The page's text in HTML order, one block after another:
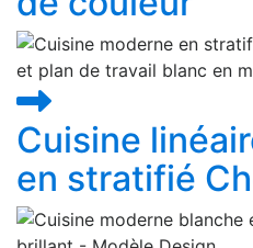
Cuisine
en stratifié